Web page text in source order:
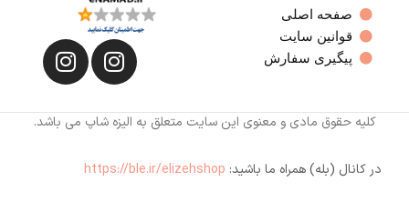
صفحه اصلی
قوانین سایت
پیگیری سفارش
کلیه حقوق مادی و معنوی این سایت متعلق به الیزه شاپ می باشد.
در کانال (بله) همراه ما باشید: https://ble.ir/elizehshop